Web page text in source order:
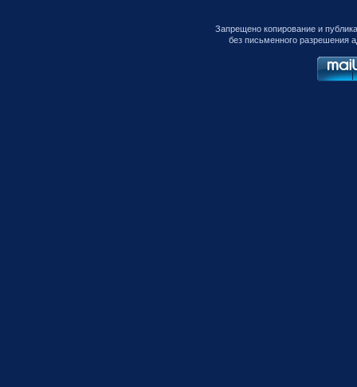
Запрещено копирование и
без письменного разрешения